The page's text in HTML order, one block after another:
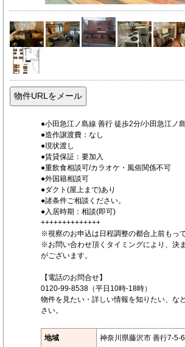
●小田急江ノ島線 善行 徒歩2分/小田急江ノ
●造作譲渡費：なし
●現状渡し
●賃貸保証：要加入
●重飲食相談可/カラオケ・風俗関係不可
●外国籍相談可
●ダクト(屋上まで)あり
●諸条件ご相談ください。
●入居時期：相談(即可)
++++++++++++++
※視察のお申込は日程調整の都合上前もっ
※お問い合わせ頂くタイミングにより、決
がございます。
【電話のお問合せ】
0120-99-8538（平日10時-18時）
物件を見たい・詳しい情報を知りたい、な
さい。
地域 神奈川県藤沢市 善行7-5-